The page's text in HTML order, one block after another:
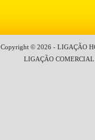
Copyright © 2026 - LIGAÇÃO
LIGAÇÃO